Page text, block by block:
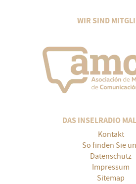
WIR SIND
DAS INSELRADIO
Kontakt
So finden Sie
Datenschutz
Impressum
Sitemap